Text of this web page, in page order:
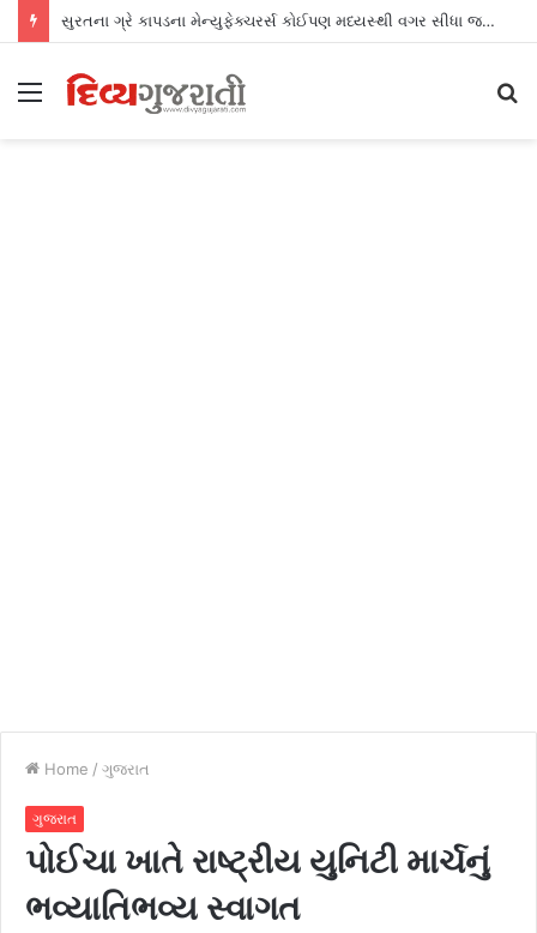
સુરતના ગ્રે કાપડના મેન્યુફેક્ચરર્સ કોઈપણ મધ્યસ્થી વગર સીધા જ શ્રીલંકાના આધુનિક ગારમેન્ટ યુનિટ્સને ફેબ્રિક એક્સપોર્ટ કરી શકશે
Menu
Home / ગુજરાત
ગુજરાત
પોઈચા ખાતે રાષ્ટ્રીય યુનિટી માર્ચનું
ભવ્યાતિભવ્ય સ્વાગત